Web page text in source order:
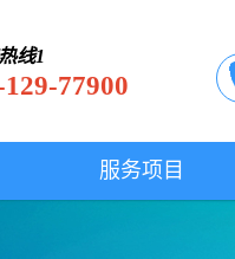
线1
77900
服务项目